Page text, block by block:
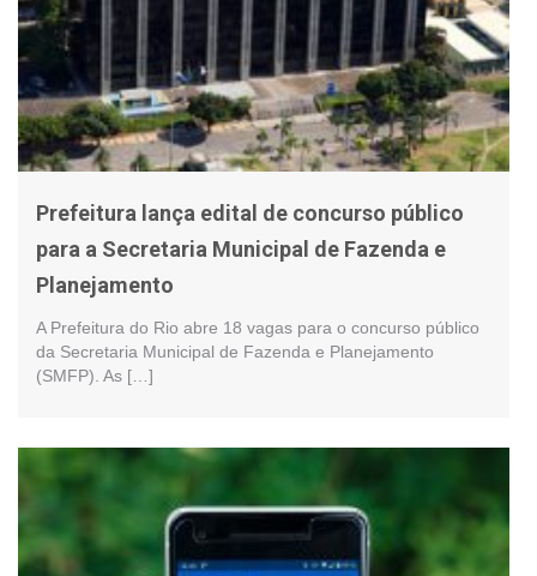
Prefeitura lança edital de concurso público
para a Secretaria Municipal de Fazenda e
Planejamento
A Prefeitura do Rio abre 18 vagas para o concurso público
da Secretaria Municipal de Fazenda e Planejamento
(SMFP). As […]